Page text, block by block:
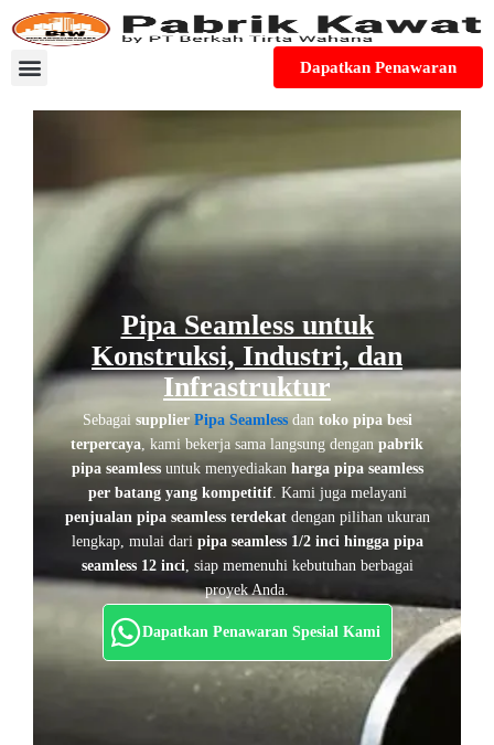
content
Dapatkan Penawaran
Pipa Seamless untuk
Konstruksi, Industri, dan
Infrastruktur
Sebagai supplier Pipa Seamlessdan toko pipa besi
terpercaya, kami bekerja sama langsung dengan pabrik
pipa seamlessuntuk menyediakan harga pipa seamless
per batang yang kompetitif. Kami juga melayani
penjualan pipa seamless terdekatdengan pilihan ukuran
lengkap, mulai dari pipa seamless 1/2 inci hingga pipa
seamless 12 inci, siap memenuhi kebutuhan berbagai
proyek Anda.
Dapatkan Penawaran Spesial Kami